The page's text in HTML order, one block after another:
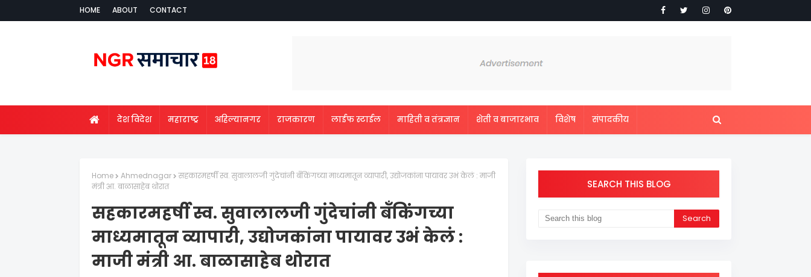
HOME ABOUT CONTACT
देश विदेश महाराष्ट्र अहिल्यानगर राजकारण लाईफ स्टाईल माहिती व तंत्रज्ञान शेती व बाजारभाव विशेष संपादकीय
Home Ahmednagar
सहकारमहर्षी स्व. सुवालालजी गुंदेचांनी बँकिंगच्या माध्यमातून व्यापारी, उद्योजकांना पायावर उभं केलं : माजी
मंत्री आ. बाळासाहेब थोरात
सहकारमहर्षी स्व. सुवालालजी गुंदेचांनी बँकिंगच्या
माध्यमातून व्यापारी, उद्योजकांना पायावर उभं केलं :
माजी मंत्री आ. बाळासाहेब थोरात
SEARCH THIS BLOG